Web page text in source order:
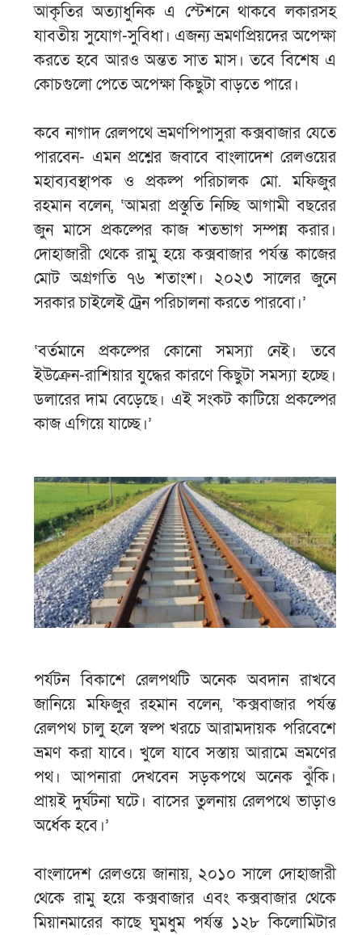
আকৃতির অত্যাধুনিক এ স্টেশনে থাকবে লকারসহ
যাবতীয় সুযোগ-সুবিধা। এজন্য ভ্রমণপ্রিয়দের অপেক্ষা
করতে হবে আরও অন্তত সাত মাস। তবে বিশেষ এ
কোচগুলো পেতে অপেক্ষা কিছুটা বাড়তে পারে।
কবে নাগাদ রেলপথে ভ্রমণপিপাসুরা কক্সবাজার যেতে
পারবেন- এমন প্রশ্নের জবাবে বাংলাদেশ রেলওয়ের
মহাব্যবস্থাপক ও প্রকল্প পরিচালক মো. মফিজুর
রহমান বলেন, ‘আমরা প্রস্তুতি নিচ্ছি আগামী বছরের
জুন মাসে প্রকল্পের কাজ শতভাগ সম্পন্ন করার।
দোহাজারী থেকে রামু হয়ে কক্সবাজার পর্যন্ত কাজের
মোট অগ্রগতি ৭৬ শতাংশ। ২০২৩ সালের জুনে
সরকার চাইলেই ট্রেন পরিচালনা করতে পারবো।’
‘বর্তমানে প্রকল্পের কোনো সমস্যা নেই। তবে
ইউক্রেন-রাশিয়ার যুদ্ধের কারণে কিছুটা সমস্যা হচ্ছে।
ডলারের দাম বেড়েছে। এই সংকট কাটিয়ে প্রকল্পের
কাজ এগিয়ে যাচ্ছে।’
পর্যটন বিকাশে রেলপথটি অনেক অবদান রাখবে
জানিয়ে মফিজুর রহমান বলেন, ‘কক্সবাজার পর্যন্ত
রেলপথ চালু হলে স্বল্প খরচে আরামদায়ক পরিবেশে
ভ্রমণ করা যাবে। খুলে যাবে সস্তায় আরামে ভ্রমণের
পথ। আপনারা দেখবেন সড়কপথে অনেক ঝুঁকি।
প্রায়ই দুর্ঘটনা ঘটে। বাসের তুলনায় রেলপথে ভাড়াও
অর্ধেক হবে।’
বাংলাদেশ রেলওয়ে জানায়, ২০১০ সালে দোহাজারী
থেকে রামু হয়ে কক্সবাজার এবং কক্সবাজার থেকে
মিয়ানমারের কাছে ঘুমধুম পর্যন্ত ১২৮ কিলোমিটার